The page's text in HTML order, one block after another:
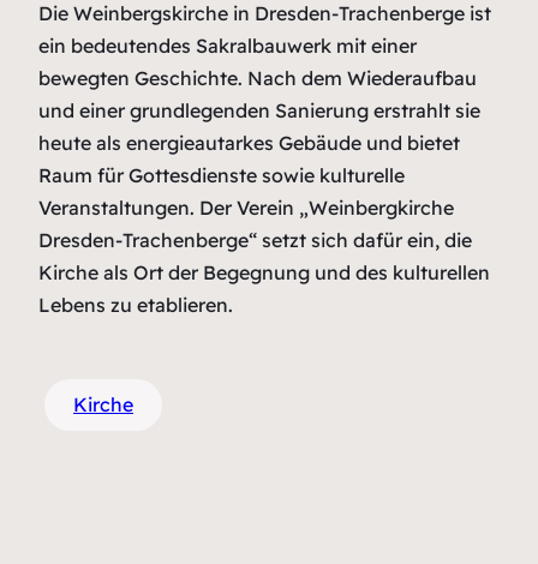
Die Weinbergskirche in Dresden-Trachenberge ist
ein bedeutendes Sakralbauwerk mit einer
bewegten Geschichte. Nach dem Wiederaufbau
und einer grundlegenden Sanierung erstrahlt sie
heute als energieautarkes Gebäude und bietet
Raum für Gottesdienste sowie kulturelle
Veranstaltungen. Der Verein „Weinbergkirche
Dresden-Trachenberge“ setzt sich dafür ein, die
Kirche als Ort der Begegnung und des kulturellen
Lebens zu etablieren.
Kirche